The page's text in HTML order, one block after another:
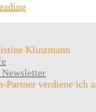
Klinzmann
Partner verdiene ich